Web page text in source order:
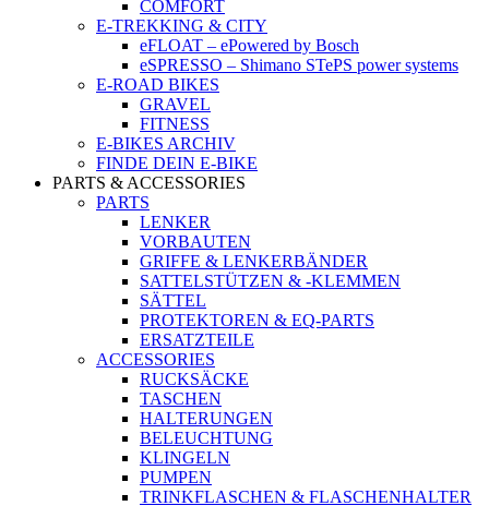
COMFORT
E-TREKKING & CITY
eFLOAT – ePowered by Bosch
eSPRESSO – Shimano STePS power systems
E-ROAD BIKES
GRAVEL
FITNESS
E-BIKES ARCHIV
FINDE DEIN E-BIKE
PARTS & ACCESSORIES
PARTS
LENKER
VORBAUTEN
GRIFFE & LENKERBÄNDER
SATTELSTÜTZEN & -KLEMMEN
SÄTTEL
PROTEKTOREN & EQ-PARTS
ERSATZTEILE
ACCESSORIES
RUCKSÄCKE
TASCHEN
HALTERUNGEN
BELEUCHTUNG
KLINGELN
PUMPEN
TRINKFLASCHEN & FLASCHENHALTER